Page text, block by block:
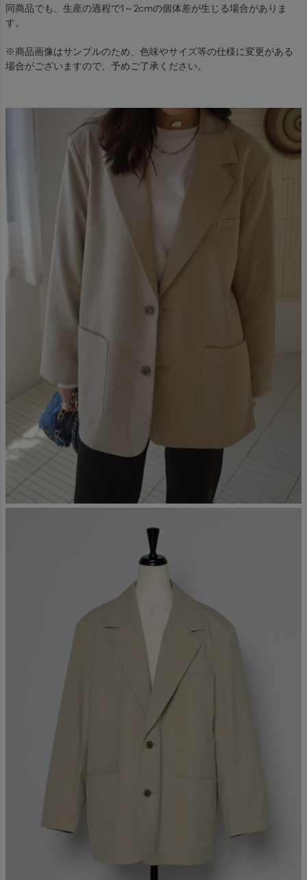
同商品でも、生産の過程で1～2cmの個体差が生じる場合がありま
す。
※商品画像はサンプルのため、色味やサイズ等の仕様に変更がある
場合がございますので、予めご了承ください。